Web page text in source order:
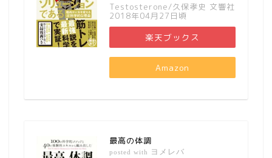
Testosterone/久保孝史 文響社
2018年04月27日頃
楽天ブックス
Amazon
最高の体調
posted with ヨメレバ